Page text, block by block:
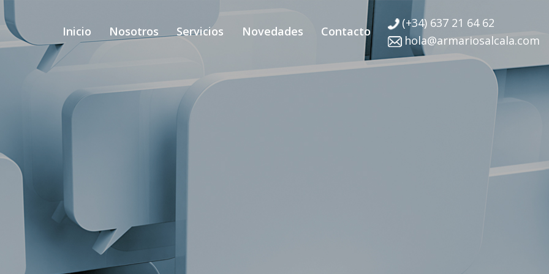
Inicio Nosotros Servicios Novedades Contacto
(+34) 637 21 64 62
hola@armariosalcala.com